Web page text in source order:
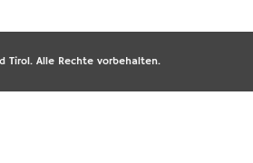
Tirol. Alle Rechte vorbehalten.